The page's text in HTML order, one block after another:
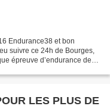
Endurance38 et bon
suivre ce 24h de Bourges,
épreuve d’endurance de
LES PLUS DE